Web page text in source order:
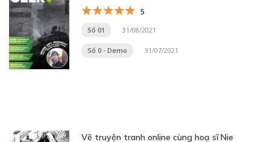
5
Số 01 31/08/2021
Số 0 - Demo 31/07/2021
Vẽ truyện tranh online cùng hoạ sĩ Nie